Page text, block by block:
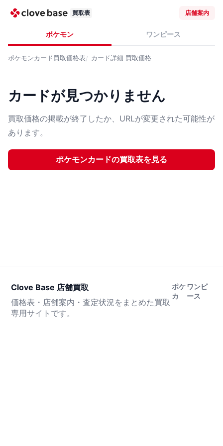
買取表 店舗案内
ポケモン ワンピース
ポケモンカード買取価格表 カード詳細 買取価格
カードが見つかりません
買取価格の掲載が終了したか、URLが変更された可能性が
あります。
ポケモンカードの買取表を見る
Clove Base 店舗買取
価格表・店舗案内・査定状況をまとめた買取
専用サイトです。
ポケ
カ
ワンピ
ース